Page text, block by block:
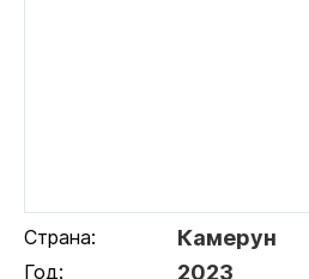
Страна: Камерун
Год: 2023